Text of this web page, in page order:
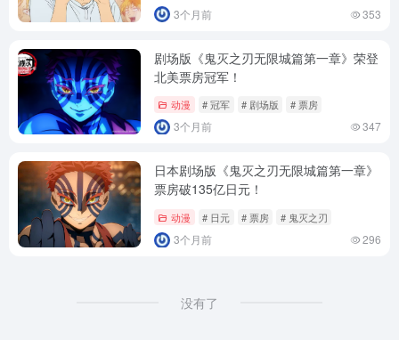
3个月前 353
剧场版《鬼灭之刃无限城篇第一章》荣登
北美票房冠军！
动漫 # 冠军 # 剧场版 # 票房
3个月前 347
日本剧场版《鬼灭之刃无限城篇第一章》
票房破135亿日元！
动漫 # 日元 # 票房 # 鬼灭之刃
3个月前 296
没有了